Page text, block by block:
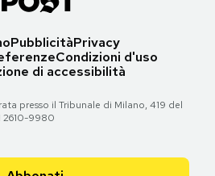
PubblicitàPrivacy
Condizioni d'uso
di accessibilità
presso il Tribunale di Milano, 419 del
2610-9980